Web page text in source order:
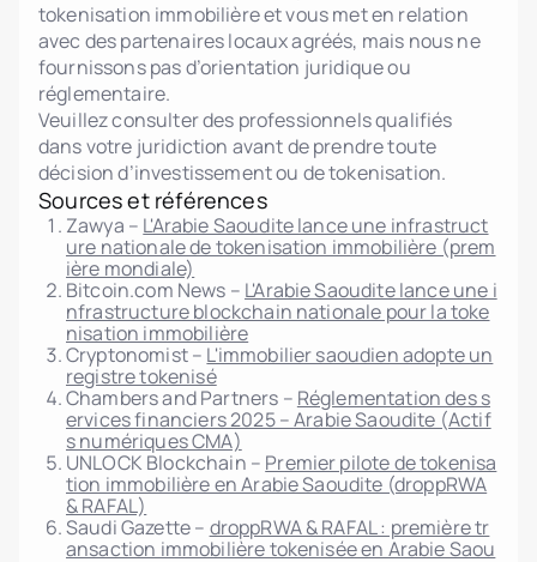
tokenisation immobilière et vous met en relation
avec des partenaires locaux agréés, mais nous ne
fournissons pas d’orientation juridique ou
réglementaire.
Veuillez consulter des professionnels qualifiés
dans votre juridiction avant de prendre toute
décision d’investissement ou de tokenisation.
Sources et références
Zawya – L'Arabie Saoudite lance une infrastruct
ure nationale de tokenisation immobilière (prem
ière mondiale)
Bitcoin.com News – L'Arabie Saoudite lance une i
nfrastructure blockchain nationale pour la toke
nisation immobilière
Cryptonomist – L'immobilier saoudien adopte un
registre tokenisé
Chambers and Partners – Réglementation des s
ervices financiers 2025 – Arabie Saoudite (Actif
s numériques CMA)
UNLOCK Blockchain – Premier pilote de tokenisa
tion immobilière en Arabie Saoudite (droppRWA
& RAFAL)
Saudi Gazette – droppRWA & RAFAL : première tr
ansaction immobilière tokenisée en Arabie Saou